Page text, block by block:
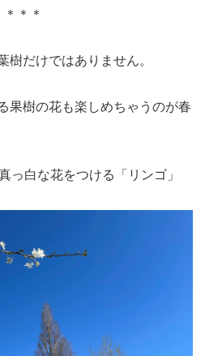
＊＊＊
だけではありません。
果樹の花も楽しめちゃうのが春
っ白な花をつける「リンゴ」